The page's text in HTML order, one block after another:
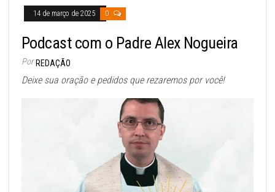
14 de março de 2025 0
Podcast com o Padre Alex Nogueira
Por REDAÇÃO
Deixe sua oração e pedidos que rezaremos por você!